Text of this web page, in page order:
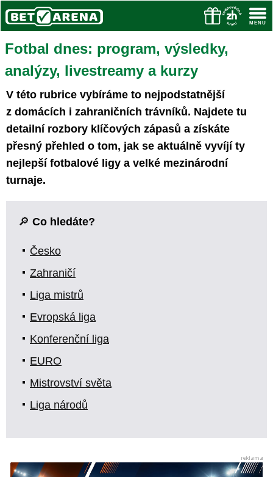
Fotbal dnes: program, výsledky,
analýzy, livestreamy a kurzy
V této rubrice vybíráme to nejpodstatnější
z domácích i zahraničních trávníků. Najdete tu
detailní rozbory klíčových zápasů a získáte
přesný přehled o tom, jak se aktuálně vyvíjí ty
nejlepší fotbalové ligy a velké mezinárodní
turnaje.
🔎 Co hledáte?
Česko
Zahraničí
Liga mistrů
Evropská liga
Konferenční liga
EURO
Mistrovství světa
Liga národů